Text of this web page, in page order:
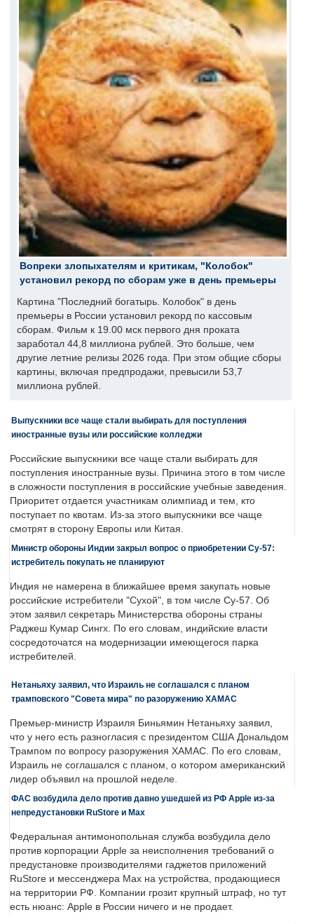
Вопреки злопыхателям и критикам, "Колобок"
установил рекорд по сборам уже в день премьеры
Картина "Последний богатырь. Колобок" в день
премьеры в России установил рекорд по кассовым
сборам. Фильм к 19.00 мск первого дня проката
заработал 44,8 миллиона рублей. Это больше, чем
другие летние релизы 2026 года. При этом общие сборы
картины, включая предпродажи, превысили 53,7
миллиона рублей.
Выпускники все чаще стали выбирать для поступления
иностранные вузы или российские колледжи
Российские выпускники все чаще стали выбирать для
поступления иностранные вузы. Причина этого в том числе
в сложности поступления в российские учебные заведения.
Приоритет отдается участникам олимпиад и тем, кто
поступает по квотам. Из-за этого выпускники все чаще
смотрят в сторону Европы или Китая.
Министр обороны Индии закрыл вопрос о приобретении Су-57:
истребитель покупать не планируют
Индия не намерена в ближайшее время закупать новые
российские истребители "Сухой", в том числе Су-57. Об
этом заявил секретарь Министерства обороны страны
Раджеш Кумар Сингх. По его словам, индийские власти
сосредоточатся на модернизации имеющегося парка
истребителей.
Нетаньяху заявил, что Израиль не соглашался с планом
трамповского "Совета мира" по разоружению ХАМАС
Премьер-министр Израиля Биньямин Нетаньяху заявил,
что у него есть разногласия с президентом США Дональдом
Трампом по вопросу разоружения ХАМАС. По его словам,
Израиль не соглашался с планом, о котором американский
лидер объявил на прошлой неделе.
ФАС возбудила дело против давно ушедшей из РФ Apple из-за
непредустановки RuStore и Max
Федеральная антимонопольная служба возбудила дело
против корпорации Apple за неисполнения требований о
предустановке производителями гаджетов приложений
RuStore и мессенджера Max на устройства, продающиеся
на территории РФ. Компании грозит крупный штраф, но тут
есть нюанс: Apple в России ничего и не продает.